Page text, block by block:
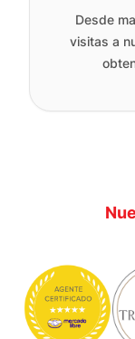
Desde
visitas a